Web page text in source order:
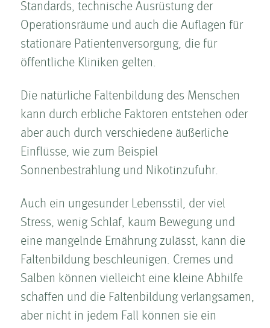
Standards, technische Ausrüstung der
Operationsräume und auch die Auflagen für
stationäre Patientenversorgung, die für
öffentliche Kliniken gelten.
Die natürliche Falten­bildung des Menschen
kann durch erbliche Faktoren entstehen oder
aber auch durch verschiedene äußerliche
Einflüsse, wie zum Beispiel
Sonnenbestrahlung und Nikotinzufuhr.
Auch ein ungesunder Lebensstil, der viel
Stress, wenig Schlaf, kaum Bewegung und
eine mangelnde Ernährung zulässt, kann die
Falten­bildung beschleunigen. Cremes und
Salben können vielleicht eine kleine Abhilfe
schaffen und die Falten­bildung verlangsamen,
aber nicht in jedem Fall können sie ein